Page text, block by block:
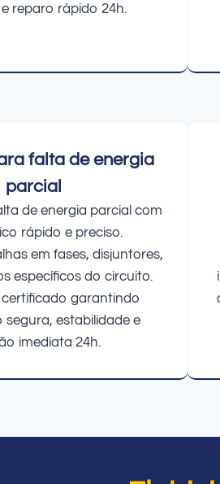
reparo rápido 24h.
falta de energia
parcial
de energia parcial com
rápido e preciso.
em fases, disjuntores,
específicos do circuito.
certificado garantindo
segura, estabilidade e
imediata 24h.